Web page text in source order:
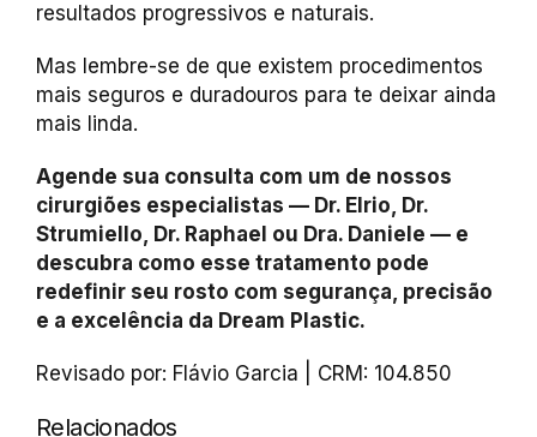
resultados progressivos e naturais.
Mas lembre-se de que existem procedimentos
mais seguros e duradouros para te deixar ainda
mais linda.
Agende sua consulta com um de nossos
cirurgiões especialistas — Dr. Elrio, Dr.
Strumiello, Dr. Raphael ou Dra. Daniele — e
descubra como esse tratamento pode
redefinir seu rosto com segurança, precisão
e a excelência da Dream Plastic.
Revisado por: Flávio Garcia | CRM: 104.850
Relacionados